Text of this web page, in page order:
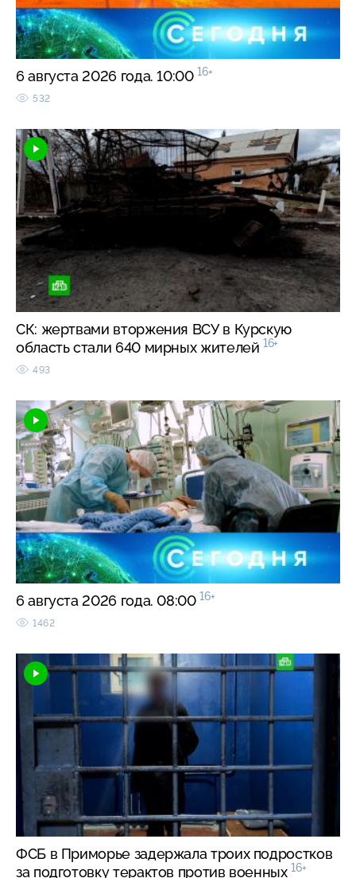
6 августа 2026 года. 10:00 16+
532
СК: жертвами вторжения ВСУ в Курскую
область стали 640 мирных жителей 16+
493
6 августа 2026 года. 08:00 16+
1462
ФСБ в Приморье задержала троих подростков
за подготовку терактов против военных 16+